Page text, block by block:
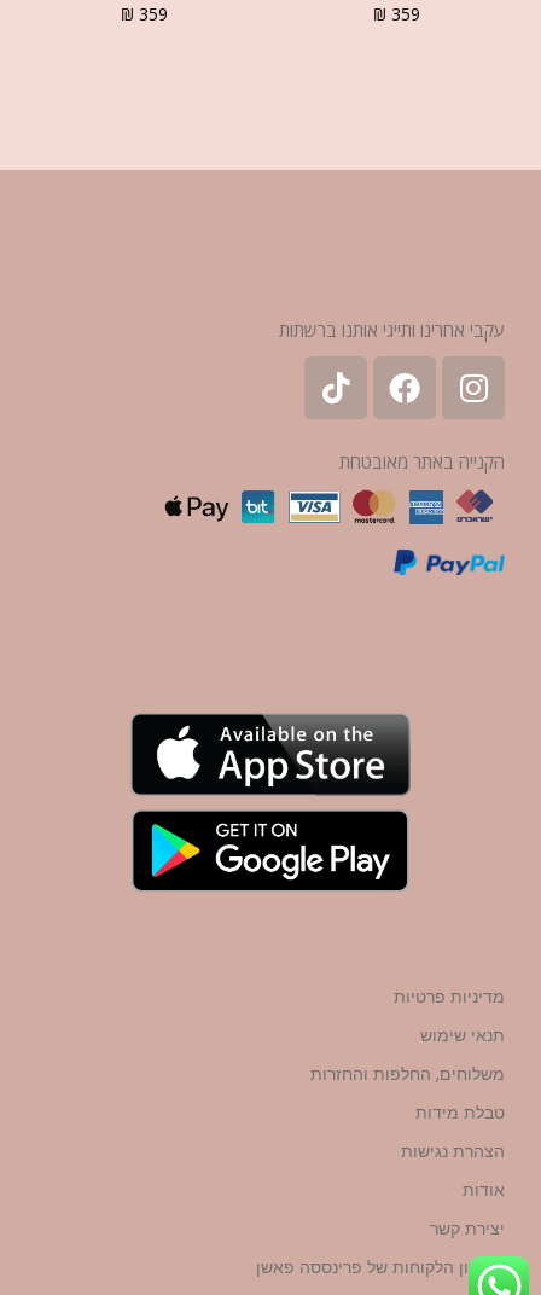
₪ 359
₪ 359
עקבי אחרינו ותייגי אותנו ברשתות
הקנייה באתר מאובטחת
מדיניות פרטיות
תנאי שימוש
משלוחים, החלפות והחזרות
טבלת מידות
הצהרת נגישות
אודות
יצירת קשר
מועדון הלקוחות של פרינססה פאשן